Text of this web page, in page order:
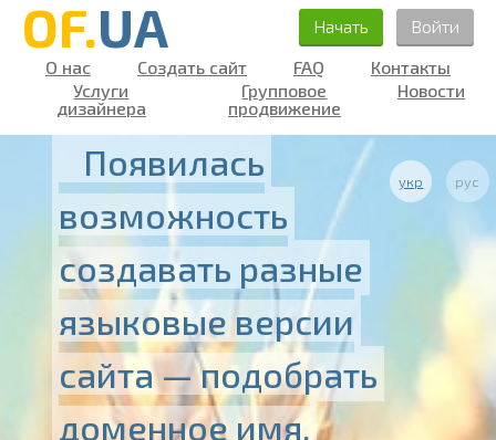
OF.UA
О нас Создать сайт FAQ
Контакты
Услуги
дизайнера
Групповое
продвижение
Новости
Начать Войти
укр рус
Появилась
возможность
создавать разные
языковые версии
сайта — подобрать
доменное имя,